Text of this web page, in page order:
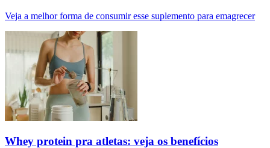
Veja a melhor forma de consumir esse suplemento para emagrecer
Whey protein pra atletas: veja os benefícios